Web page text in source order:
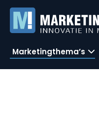
Marketingthema’s